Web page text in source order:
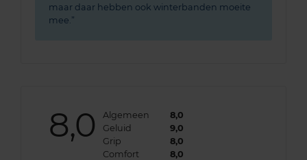
maar daar hebben ook winterbanden moeite
mee.
8,0 Algemeen
8,0
Geluid
9,0
Grip
8,0
Comfort
8,0